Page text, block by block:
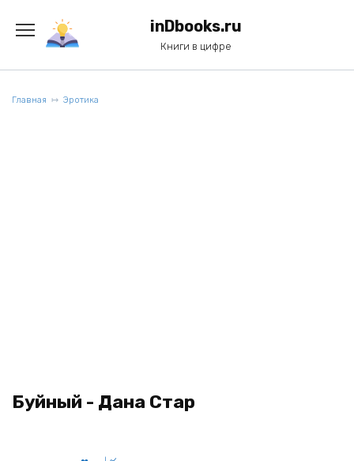
содержанию
inDbooks.ru
Книги в цифре
Главная Эротика
Буйный - Дана Стар